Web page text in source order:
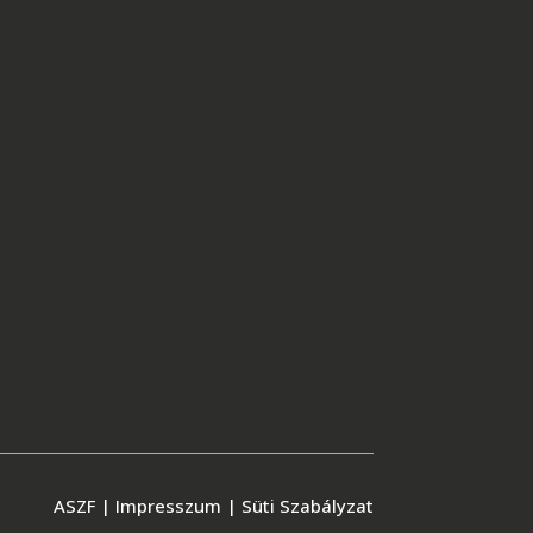
ASZF | Impresszum | Süti Szabályzat